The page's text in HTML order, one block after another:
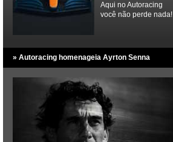
Aqui no Autoracing
você não perde nada!
» Autoracing homenageia Ayrton Senna